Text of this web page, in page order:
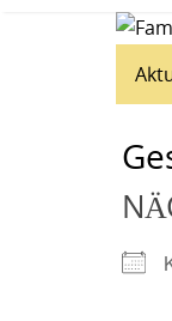
Inhalt